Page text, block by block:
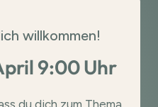
willkommen!
9:00 Uhr
du dich zum Thema